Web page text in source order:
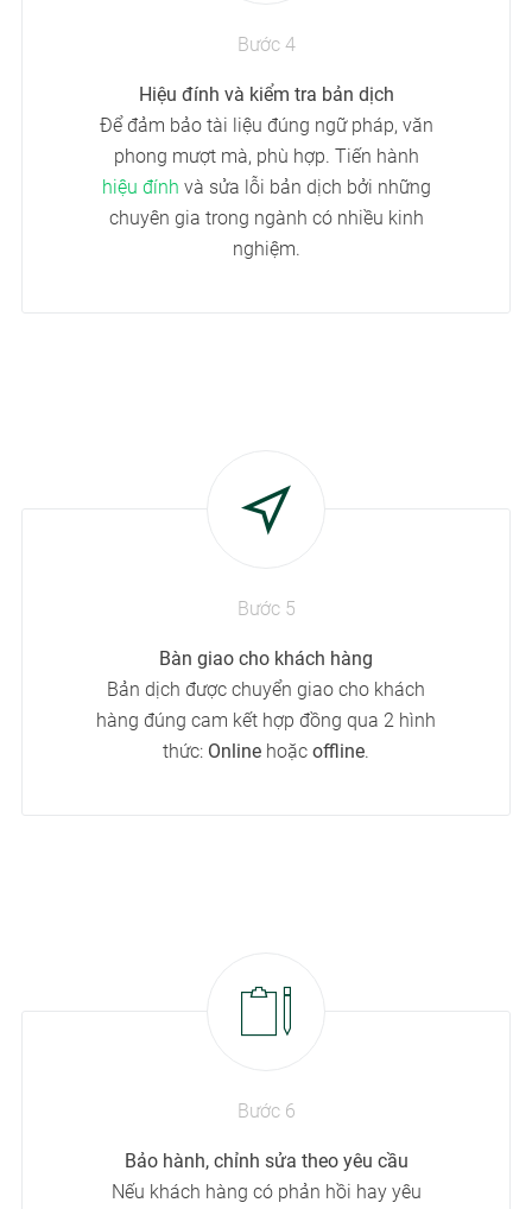
Bước 4
Hiệu đính và kiểm tra bản dịch
Để đảm bảo tài liệu đúng ngữ pháp, văn
phong mượt mà, phù hợp. Tiến hành
hiệu đính và sửa lỗi bản dịch bởi những
chuyên gia trong ngành có nhiều kinh
nghiệm.
Bước 5
Bàn giao cho khách hàng
Bản dịch được chuyển giao cho khách
hàng đúng cam kết hợp đồng qua 2 hình
thức: Online hoặc offline.
Bước 6
Bảo hành, chỉnh sửa theo yêu cầu
Nếu khách hàng có phản hồi hay yêu